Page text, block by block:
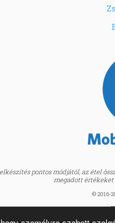
pontos módjától, az étel
megadott értékeket
© 2016-